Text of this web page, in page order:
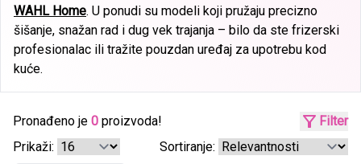
WAHL Home. U ponudi su modeli koji pružaju precizno
šišanje, snažan rad i dug vek trajanja – bilo da ste frizerski
profesionalac ili tražite pouzdan uređaj za upotrebu kod
kuće.
Pronađeno je 0 proizvoda!
Filter
Prikaži:
Sortiranje: